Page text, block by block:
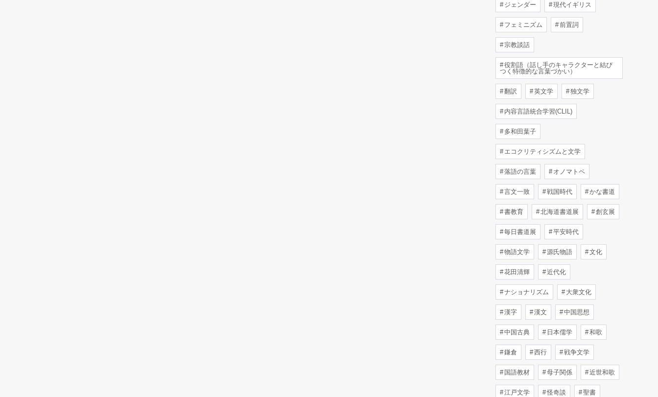
ジェンダー 現代イギリス
フェミニズム 前置詞
宗教談話
役割語（話し手のキャラクターと結び
つく特徴的な言葉づかい）
翻訳 英文学 独文学
内容言語統合学習(CLIL)
多和田葉子
エコクリティシズムと文学
落語の言葉 オノマトペ
言文一致 戦国時代 かな書道
書教育 北海道書道展 創玄展
毎日書道展 平安時代
物語文学 源氏物語 文化
花田清輝 近代化
ナショナリズム 大衆文化
漢字 漢文 中国思想
中国古典 日本儒学 和歌
鎌倉 西行 戦争文学
国語教材 母子関係 近世和歌
江戸文学 怪奇談 聖書